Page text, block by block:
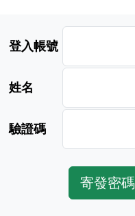
登入帳號
姓名
驗證碼
寄發密碼